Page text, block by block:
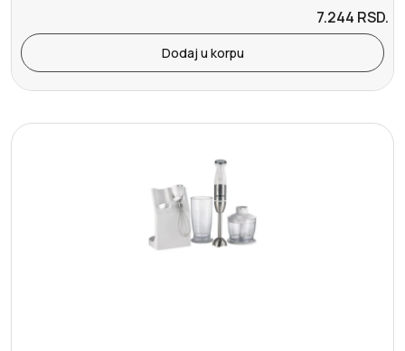
7.244 RSD.
Dodaj u korpu